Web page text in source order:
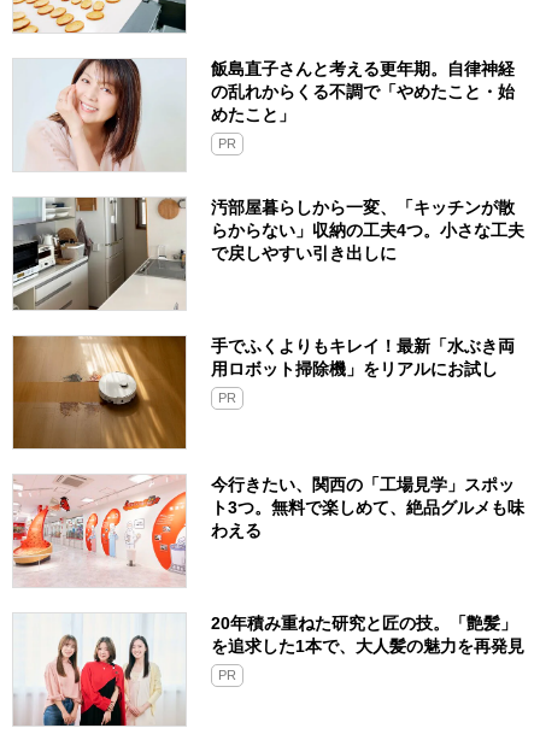
飯島直子さんと考える更年期。自律神経
の乱れからくる不調で「やめたこと・始
めたこと」
PR
汚部屋暮らしから一変、「キッチンが散
らからない」収納の工夫4つ。小さな工夫
で戻しやすい引き出しに
手でふくよりもキレイ！最新「水ぶき両
用ロボット掃除機」をリアルにお試し
PR
今行きたい、関西の「工場見学」スポッ
ト3つ。無料で楽しめて、絶品グルメも味
わえる
20年積み重ねた研究と匠の技。「艶髪」
を追求した1本で、大人髪の魅力を再発見
PR